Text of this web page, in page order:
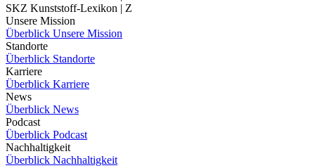
SKZ Kunststoff-Lexikon | Z
Unsere Mission
Überblick Unsere Mission
Standorte
Überblick Standorte
Karriere
Überblick Karriere
News
Überblick News
Podcast
Überblick Podcast
Nachhaltigkeit
Überblick Nachhaltigkeit